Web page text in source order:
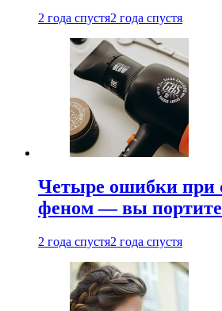
2 года спустя2 года спустя
Четыре ошибки при
феном — вы
2 года спустя2 года спустя